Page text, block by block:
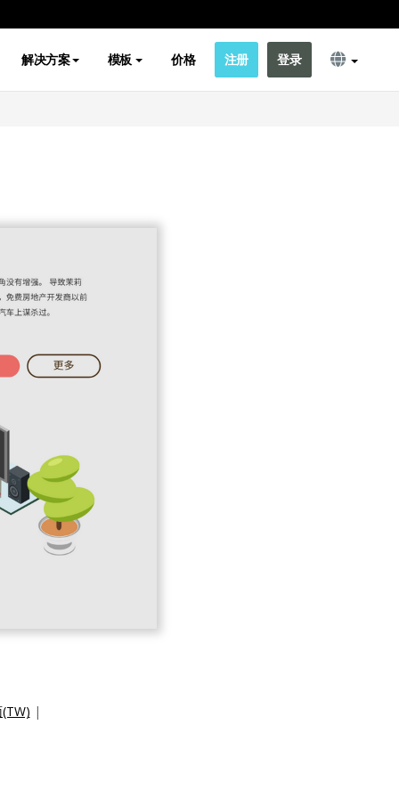
解决方案 模板 价格 注册 登录
|